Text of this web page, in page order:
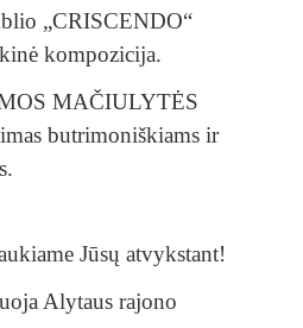
„CRISCENDO“
kompozicija.
MAČIULYTĖS
butrimoniškiams ir
Jūsų atvykstant!
Alytaus rajono